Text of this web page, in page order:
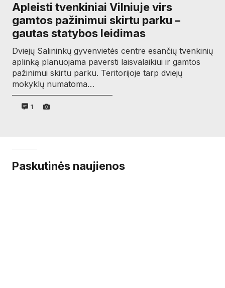
Apleisti tvenkiniai Vilniuje virs
gamtos pažinimui skirtu parku –
gautas statybos leidimas
Dviejų Salininkų gyvenvietės centre esančių tvenkinių
aplinką planuojama paversti laisvalaikiui ir gamtos
pažinimui skirtu parku. Teritorijoje tarp dviejų
mokyklų numatoma…
1
Paskutinės naujienos